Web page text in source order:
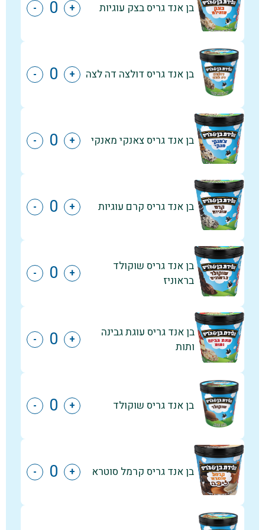
בן אנד גריס בצק עוגיות +
-
בן אנד גריס דולצה דה לצה +
-
בן אנד גריס צאנקי מאנקי +
-
בן אנד גריס קרם עוגיות +
-
בן אנד גריס שוקולד
בראוניז
+
-
בן אנד גריס עוגת גבינה
ותות
+
-
בן אנד גריס שוקולד +
-
בן אנד גריס קרמל סוטרא +
-